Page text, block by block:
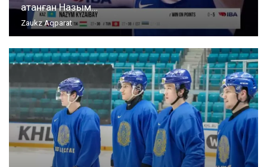
атанған Назым…
Zaukz Aqparat